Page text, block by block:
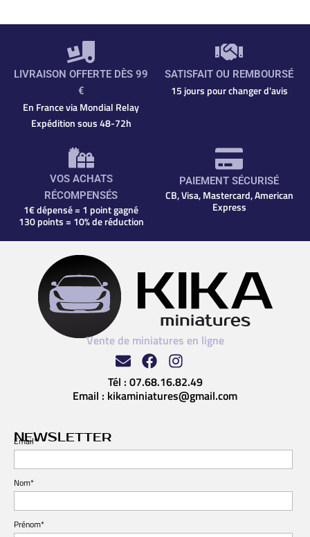
LIVRAISON OFFERTE DÈS 99
€
En France via Mondial Relay
Expédition sous 48-72h
SATISFAIT OU REMBOURSÉ
15 jours pour changer d'avis
VOS ACHATS
RÉCOMPENSÉS
1€ dépensé = 1 point gagné
130 points = 10% de réduction
PAIEMENT SÉCURISÉ
CB, Visa, Mastercard, American
Express
Vente de miniatures en ligne
Tél : 07.68.16.82.49
Email : kikaminiatures@gmail.com
NEWSLETTER
Email*
Nom*
Prénom*